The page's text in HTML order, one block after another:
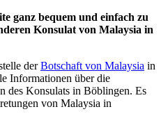
ganz bequem und einfach zu
Konsulat von Malaysia in
derBotschaft von Malaysia in
Informationen über die
des Konsulats in Böblingen. Es
von Malaysia in